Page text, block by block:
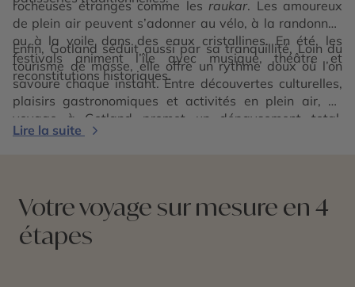
rocheuses étranges comme les raukar. Les amoureux
de plein air peuvent s’adonner au vélo, à la randonnée
ou à la voile dans des eaux cristallines. En été, les
festivals animent l’île avec musique, théâtre et
reconstitutions historiques.
Enfin, Gotland séduit aussi par sa tranquillité. Loin du
tourisme de masse, elle offre un rythme doux où l’on
savoure chaque instant. Entre découvertes culturelles,
plaisirs gastronomiques et activités en plein air, un
voyage à Gotland promet un dépaysement total,
empreint d’authenticité et de charme scandinave.
Lire la suite
Votre voyage sur mesure en 4
étapes